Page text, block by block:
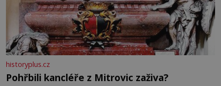
historyplus.cz
Pohřbili kancléře z Mitrovic zaživa?